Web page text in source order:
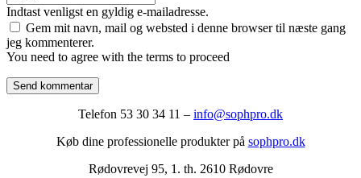
Indtast venligst en gyldig e-mailadresse.
Gem mit navn, mail og websted i denne browser til næste gang
jeg kommenterer.
You need to agree with the terms to proceed
Send kommentar
Telefon 53 30 34 11 – info@sophpro.dk
Køb dine professionelle produkter på sophpro.dk
Rødovrevej 95, 1. th. 2610 Rødovre